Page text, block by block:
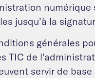
jusqu’à la
générales
TIC de
servir de